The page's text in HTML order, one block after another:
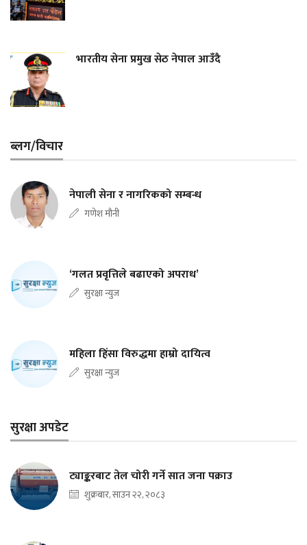
भारतीय सेना प्रमुख सेठ नेपाल आउँदै
ब्लग/विचार
नेपाली सेना र नागरिकको सम्बन्ध
गणेश मौनी
‘गलत प्रवृत्तिले बढाएको अपराध’
सुरक्षा न्युज
महिला हिंसा विरुद्धमा हाम्रो दायित्व
सुरक्षा न्युज
सुरक्षा अपडेट
ट्याङ्करबाट तेल चोरी गर्ने सात जना पक्राउ
शुक्रबार, साउन २२, २०८३